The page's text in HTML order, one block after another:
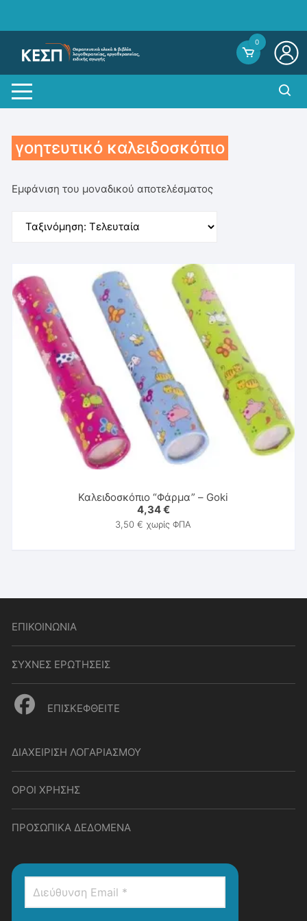
0
γοητευτικό καλειδοσκόπιο
Εμφάνιση του μοναδικού αποτελέσματος
Καλειδοσκόπιο “Φάρμα” – Goki
4,34€
3,50€ χωρίς ΦΠΑ
ΕΠΙΚΟΙΝΩΝΙΑ
ΣΥΧΝΕΣ ΕΡΩΤΗΣΕΙΣ
ΕΠΙΣΚΕΦΘΕΙΤΕ
ΔΙΑΧΕΙΡΙΣΗ ΛΟΓΑΡΙΑΣΜΟΥ
ΟΡΟΙ ΧΡΗΣΗΣ
ΠΡΟΣΩΠΙΚΑ ΔΕΔΟΜΕΝΑ